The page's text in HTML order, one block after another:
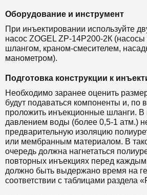
Оборудование и инструмент
При инъектировании используйте
насос ZOGEL ZP-14P200-2К
шлангом, краном-смесителем,
манометром).
Подготовка конструкции к
Необходимо заранее оценить
будут подаваться компоненты и, по
проложить инъекционные шланги. В
давлением воды (более 0,5-1 атм.)
предварительную изоляцию
или мембранным материалом. В
очередь должна нагнетаться
повторных инъекциях перед каждым
должно быть выдержано время на
соответствии с таблицами раздела